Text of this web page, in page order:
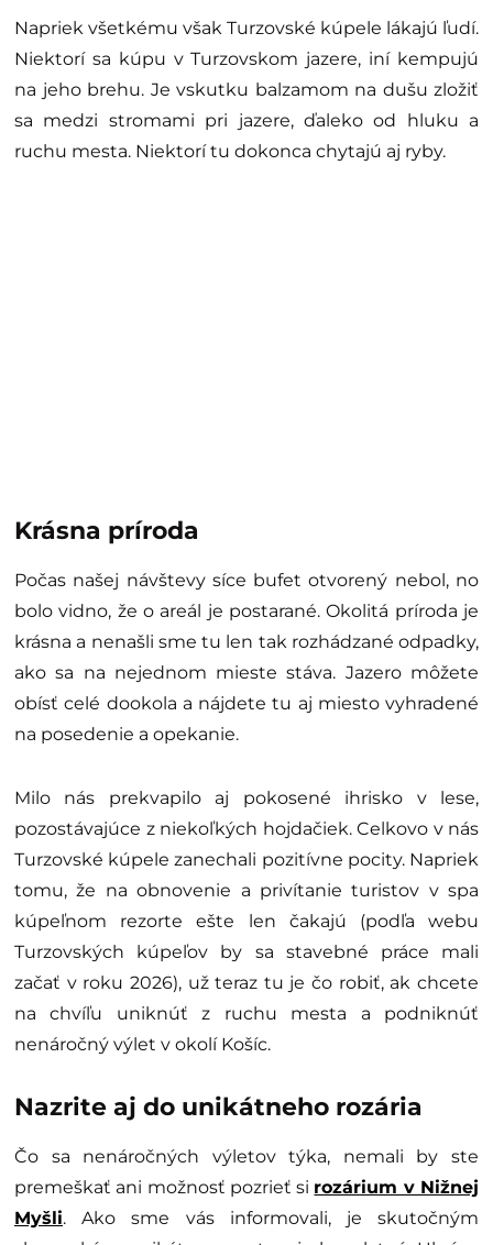
Napriek všetkému však Turzovské kúpele lákajú ľudí.
Niektorí sa kúpu v Turzovskom jazere, iní kempujú
na jeho brehu. Je vskutku balzamom na dušu zložiť
sa medzi stromami pri jazere, ďaleko od hluku a
ruchu mesta. Niektorí tu dokonca chytajú aj ryby.
Krásna príroda
Počas našej návštevy síce bufet otvorený nebol, no
bolo vidno, že o areál je postarané. Okolitá príroda je
krásna a nenašli sme tu len tak rozhádzané odpadky,
ako sa na nejednom mieste stáva. Jazero môžete
obísť celé dookola a nájdete tu aj miesto vyhradené
na posedenie a opekanie.
Milo nás prekvapilo aj pokosené ihrisko v lese,
pozostávajúce z niekoľkých hojdačiek. Celkovo v nás
Turzovské kúpele zanechali pozitívne pocity. Napriek
tomu, že na obnovenie a privítanie turistov v spa
kúpeľnom rezorte ešte len čakajú (podľa webu
Turzovských kúpeľov by sa stavebné práce mali
začať v roku 2026), už teraz tu je čo robiť, ak chcete
na chvíľu uniknúť z ruchu mesta a podniknúť
nenáročný výlet v okolí Košíc.
Nazrite aj do unikátneho rozária
Čo sa nenáročných výletov týka, nemali by ste
premeškať ani možnosť pozrieť si rozárium v Nižnej
Myšli. Ako sme vás informovali, je skutočným